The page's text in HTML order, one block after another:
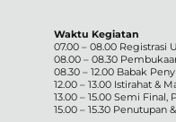
Waktu Kegiatan
07.00 – 08.00 Registrasi
08.00 – 08.30
08.30 – 12.00 Babak
12.00 – 13.00 Istirahat &
13.00 – 15.00 Semi Final,
15.00 – 15.30 Penutupan